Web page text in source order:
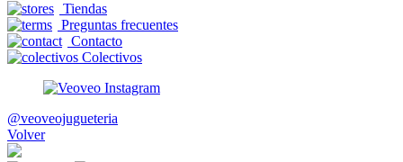
Tiendas
Preguntas frecuentes
Contacto
Colectivos
@veoveojugueteria
Volver